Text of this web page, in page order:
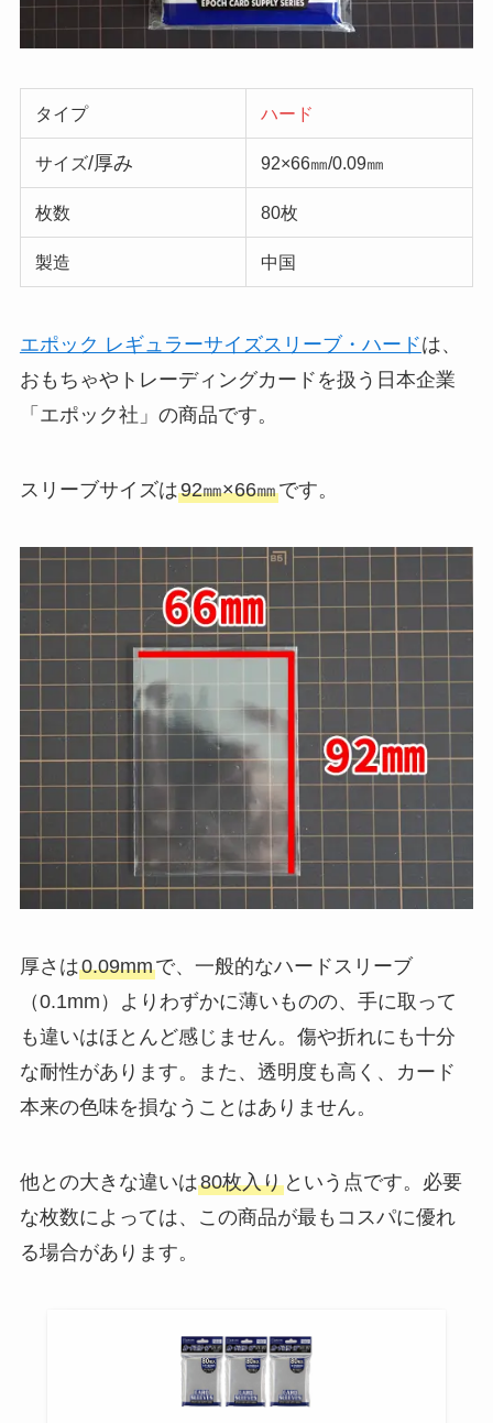
タイプ ハード
サイズ/厚み 92×66㎜/0.09㎜
枚数 80枚
製造 中国
エポック レギュラーサイズスリーブ・ハードは、
おもちゃやトレーディングカードを扱う日本企業
「エポック社」の商品です。
スリーブサイズは92㎜×66㎜です。
厚さは0.09mmで、一般的なハードスリーブ
（0.1mm）よりわずかに薄いものの、手に取って
も違いはほとんど感じません。傷や折れにも十分
な耐性があります。また、透明度も高く、カード
本来の色味を損なうことはありません。
他との大きな違いは80枚入りという点です。必要
な枚数によっては、この商品が最もコスパに優れ
る場合があります。